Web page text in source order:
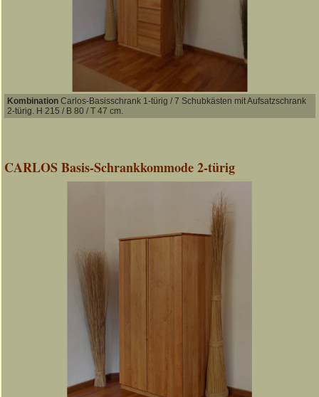
KombinationCarlos-Basisschrank 1-türig / 7 Schubkästen mit Aufsatzschrank
2-türig. H 215 / B 80 / T 47 cm.
CARLOS Basis-Schrankkommode 2-türig